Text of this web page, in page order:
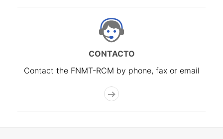
CONTACTO
Contact the FNMT-RCM by phone, fax or email